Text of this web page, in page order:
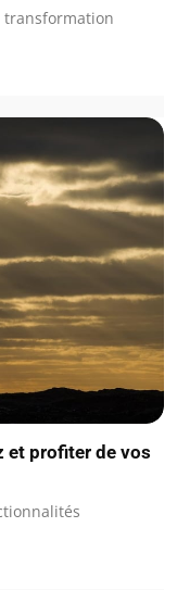
transformation
et profiter de vos